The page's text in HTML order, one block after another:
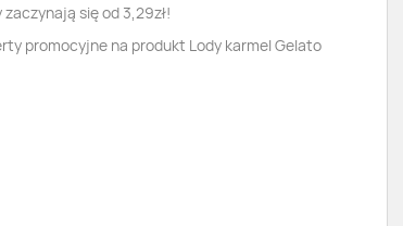
się od 3,29zł!
promocyjne na produkt Lody karmel Gelato